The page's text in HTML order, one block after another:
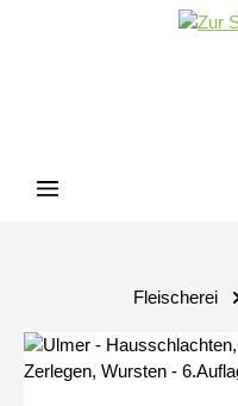
Zum Hauptinhalt springen
Fleischerei
Bildergalerie überspringen